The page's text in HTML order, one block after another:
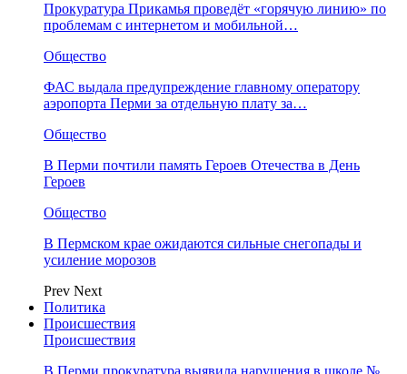
Прокуратура Прикамья проведёт «горячую линию» по
проблемам с интернетом и мобильной…
Общество
ФАС выдала предупреждение главному оператору
аэропорта Перми за отдельную плату за…
Общество
В Перми почтили память Героев Отечества в День
Героев
Общество
В Пермском крае ожидаются сильные снегопады и
усиление морозов
Prev Next
Политика
Происшествия
Происшествия
В Перми прокуратура выявила нарушения в школе №